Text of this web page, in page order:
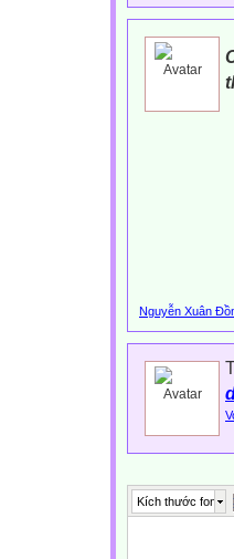
Nguyễn Xuân
Kích thước font